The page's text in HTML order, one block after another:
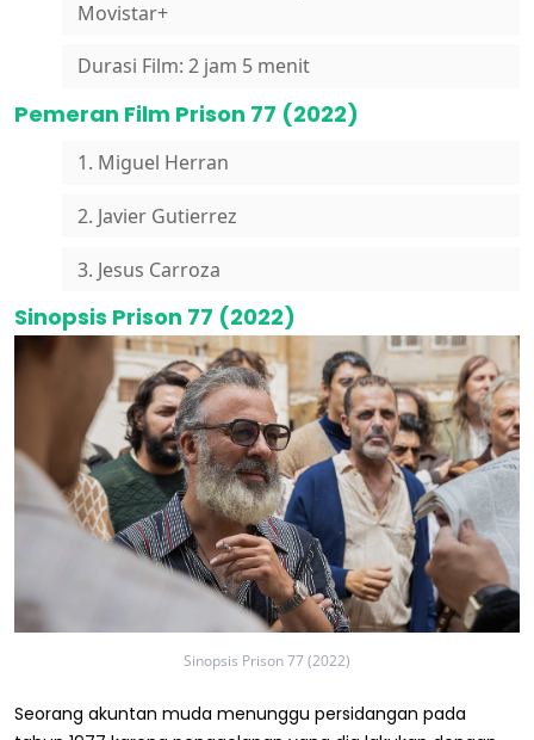
Movistar+
Durasi Film: 2 jam 5 menit
Pemeran Film Prison 77 (2022)
1. Miguel Herran
2. Javier Gutierrez
3. Jesus Carroza
Sinopsis Prison 77 (2022)
Sinopsis Prison 77 (2022)
Seorang akuntan muda menunggu persidangan pada